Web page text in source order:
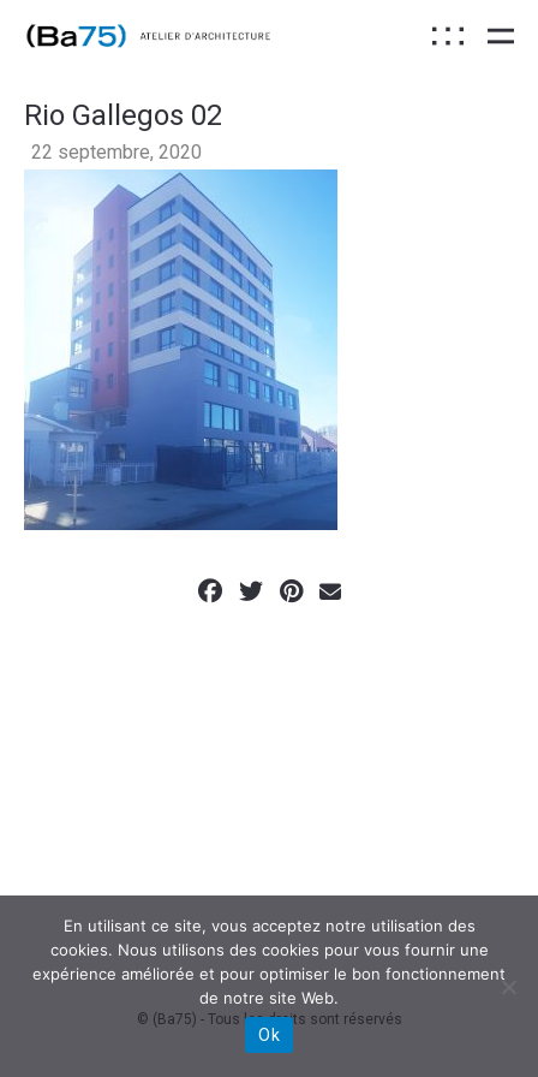
Rio Gallegos 02
22 septembre, 2020
© (Ba75) - Tous les droits sont réservés
En utilisant ce site, vous acceptez notre utilisation des
cookies. Nous utilisons des cookies pour vous fournir une
expérience améliorée et pour optimiser le bon fonctionnement
de notre site Web.
Ok